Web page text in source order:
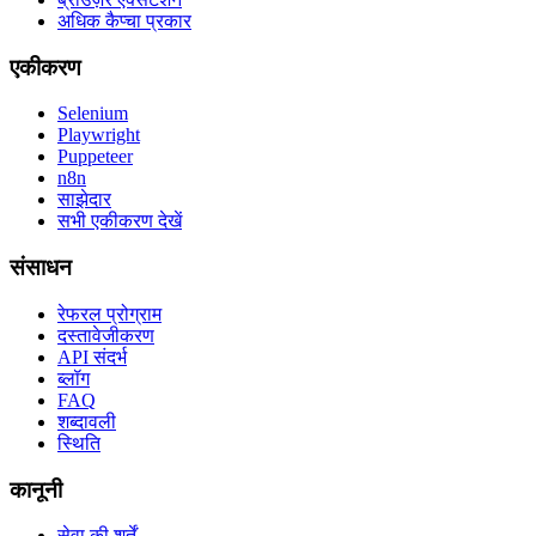
अधिक कैप्चा प्रकार
एकीकरण
Selenium
Playwright
Puppeteer
n8n
साझेदार
सभी एकीकरण देखें
संसाधन
रेफरल प्रोग्राम
दस्तावेजीकरण
API संदर्भ
ब्लॉग
FAQ
शब्दावली
स्थिति
कानूनी